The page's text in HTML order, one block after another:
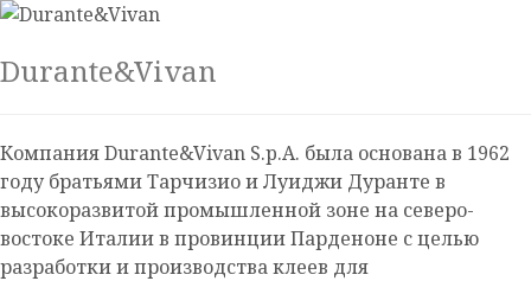
Durante&Vivan
Компания Durante&Vivan S.p.A. была основана в 1962
году братьями Тарчизио и Луиджи Дуранте в
высокоразвитой промышленной зоне на северо-
востоке Италии в провинции Парденоне с целью
разработки и производства клеев для